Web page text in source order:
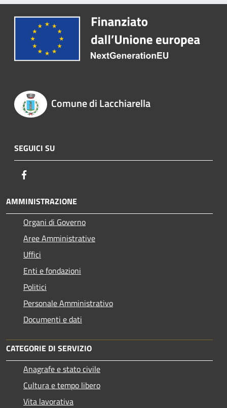
Comune di Lacchiarella
SEGUICI SU
AMMINISTRAZIONE
Organi di Governo
Aree Amministrative
Uffici
Enti e fondazioni
Politici
Personale Amministrativo
Documenti e dati
CATEGORIE DI SERVIZIO
Anagrafe e stato civile
Cultura e tempo libero
Vita lavorativa